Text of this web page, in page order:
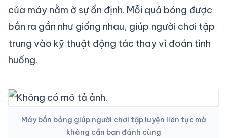
của máy nằm ở sự ổn định. Mỗi quả bóng được
bắn ra gần như giống nhau, giúp người chơi tập
trung vào kỹ thuật động tác thay vì đoán tình
huống.
Máy bắn bóng giúp người chơi tập luyện liên tục mà
không cần bạn đánh cùng